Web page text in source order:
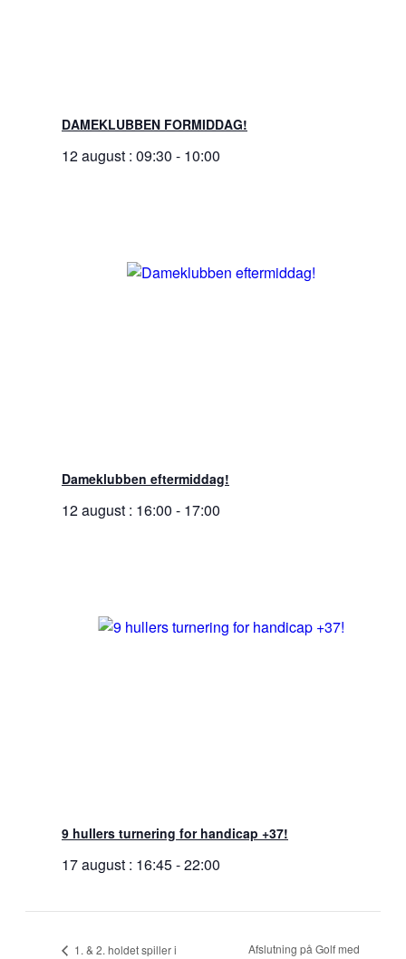
DAMEKLUBBEN FORMIDDAG!
12 august : 09:30 - 10:00
Dameklubben eftermiddag!
12 august : 16:00 - 17:00
9 hullers turnering for handicap +37!
17 august : 16:45-22:00
1. & 2. holdet spiller i
Afslutning på Golf med